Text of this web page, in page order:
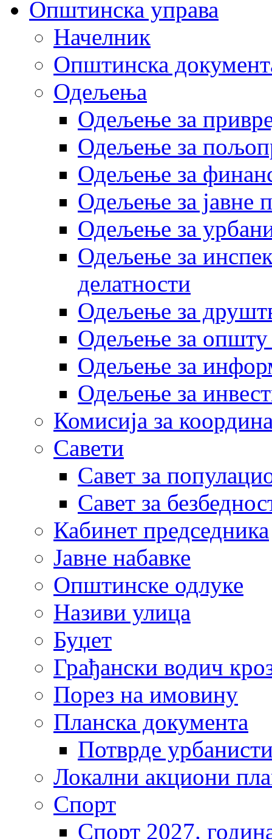
Општинска управа
Начелник
Општинска
Одељења
Одељење за
Одељење за
Одељење за
Одељење за јавне
Одељење за
Одељење за
делатности
Одељење за
Одељење за општу
Одељење за
Одељење за
Комисија за
Савети
Савет за
Савет за
Кабинет председника
Јавне набавке
Општинске одлуке
Називи улица
Буџет
Грађански водич
Порез на имовину
Планска документа
Потврде
Локални акциони
Спорт
Спорт 2027.